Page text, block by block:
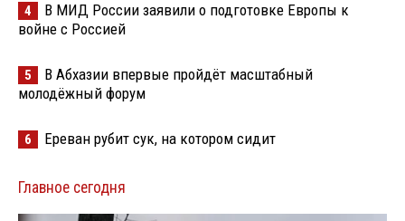
4
В МИД России заявили о подготовке Европы к
войне с Россией
5
В Абхазии впервые пройдёт масштабный
молодёжный форум
6 Ереван рубит сук, на котором сидит
Главное сегодня